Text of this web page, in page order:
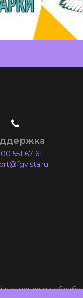
551 67 61
в отношении